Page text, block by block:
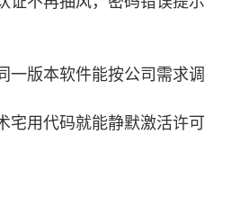
一版本软件能按公司需求调
宅用代码就能静默激活许可